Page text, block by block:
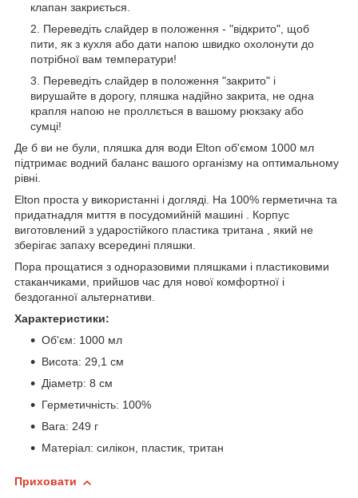
клапан закриється.
Переведіть слайдер в положення - "відкрито", щоб
пити, як з кухля або дати напою швидко охолонути до
потрібної вам температури!
Переведіть слайдер в положення "закрито" і
вирушайте в дорогу, пляшка надійно закрита, не одна
крапля напою не проллється в вашому рюкзаку або
сумці!
Де б ви не були, пляшка для води Elton об'ємом 1000 мл
підтримає водний баланс вашого організму на оптимальному
рівні.
Elton проста у використанні і догляді. На 100% герметична та
придатнадля миття в посудомийній машині . Корпус
виготовлений з ударостійкого пластика тритана , який не
зберігає запаху всередині пляшки.
Пора прощатися з одноразовими пляшками і пластиковими
стаканчиками, прийшов час для нової комфортної і
бездоганної альтернативи.
Характеристики:
Об'єм: 1000 мл
Висота: 29,1 см
Діаметр: 8 см
Герметичність: 100%
Вага: 249 г
Матеріал: силікон, пластик, тритан
Приховати